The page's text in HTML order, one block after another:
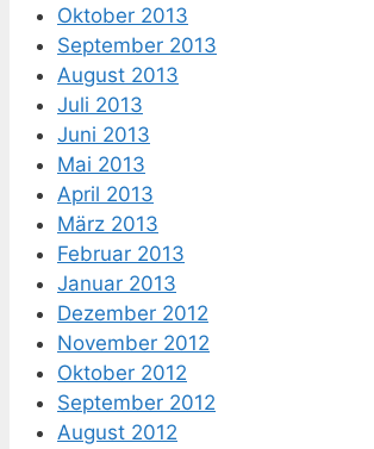
Oktober 2013
September 2013
August 2013
Juli 2013
Juni 2013
Mai 2013
April 2013
März 2013
Februar 2013
Januar 2013
Dezember 2012
November 2012
Oktober 2012
September 2012
August 2012